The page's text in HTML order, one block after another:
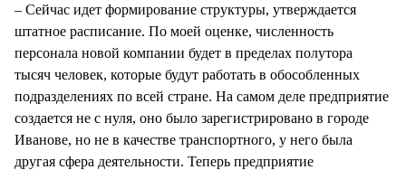
– Сейчас идет формирование структуры, утверждается
штатное расписание. По моей оценке, численность
персонала новой компании будет в пределах полутора
тысяч человек, которые будут работать в обособленных
подразделениях по всей стране. На самом деле предприятие
создается не с нуля, оно было зарегистрировано в городе
Иванове, но не в качестве транспортного, у него была
другая сфера деятельности. Теперь предприятие